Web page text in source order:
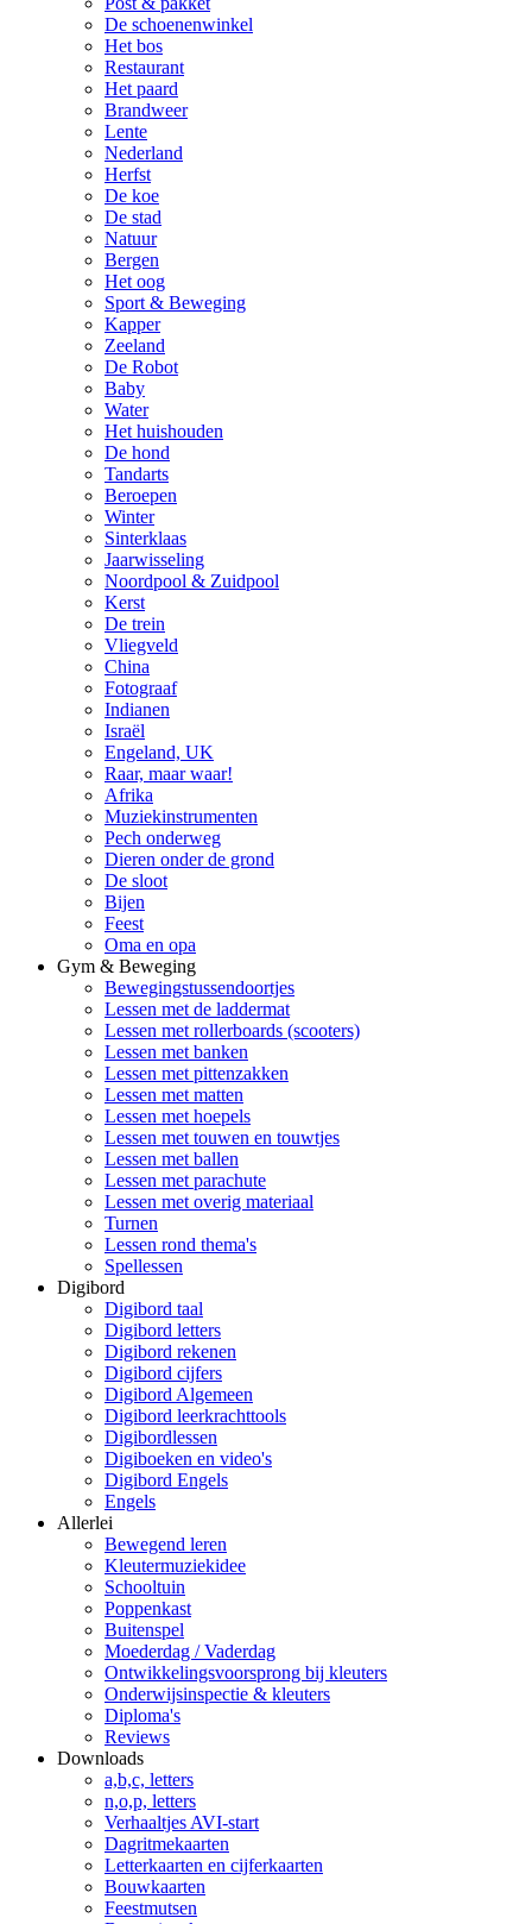
De schoenenwinkel
Het bos
Restaurant
Het paard
Brandweer
Lente
Nederland
Herfst
De koe
De stad
Natuur
Bergen
Het oog
Sport & Beweging
Kapper
Zeeland
De Robot
Baby
Water
Het huishouden
De hond
Tandarts
Beroepen
Winter
Sinterklaas
Jaarwisseling
Noordpool & Zuidpool
Kerst
De trein
Vliegveld
China
Fotograaf
Indianen
Israël
Engeland, UK
Raar, maar waar!
Afrika
Muziekinstrumenten
Pech onderweg
Dieren onder de grond
De sloot
Bijen
Feest
Oma en opa
Gym & Beweging
Bewegingstussendoortjes
Lessen met de laddermat
Lessen met rollerboards (scooters)
Lessen met banken
Lessen met pittenzakken
Lessen met matten
Lessen met hoepels
Lessen met touwen en touwtjes
Lessen met ballen
Lessen met parachute
Lessen met overig materiaal
Turnen
Lessen rond thema's
Spellessen
Digibord
Digibord taal
Digibord letters
Digibord rekenen
Digibord cijfers
Digibord Algemeen
Digibord leerkrachttools
Digibordlessen
Digiboeken en video's
Digibord Engels
Engels
Allerlei
Bewegend leren
Kleutermuziekidee
Schooltuin
Poppenkast
Buitenspel
Moederdag / Vaderdag
Ontwikkelingsvoorsprong bij kleuters
Onderwijsinspectie & kleuters
Diploma's
Reviews
Downloads
a,b,c, letters
n,o,p, letters
Verhaaltjes AVI-start
Dagritmekaarten
Letterkaarten en cijferkaarten
Bouwkaarten
Feestmutsen